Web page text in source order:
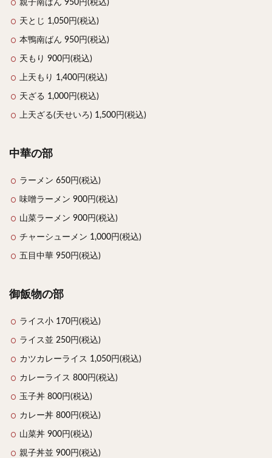
親子南ばん 950円(税込)
天とじ 1,050円(税込)
本鴨南ばん 950円(税込)
天もり 900円(税込)
上天もり 1,400円(税込)
天ざる 1,000円(税込)
上天ざる(天せいろ) 1,500円(税込)
中華の部
ラーメン 650円(税込)
味噌ラーメン 900円(税込)
山菜ラーメン 900円(税込)
チャーシューメン 1,000円(税込)
五目中華 950円(税込)
御飯物の部
ライス小 170円(税込)
ライス並 250円(税込)
カツカレーライス 1,050円(税込)
カレーライス 800円(税込)
玉子丼 800円(税込)
カレー丼 800円(税込)
山菜丼 900円(税込)
親子丼並 900円(税込)